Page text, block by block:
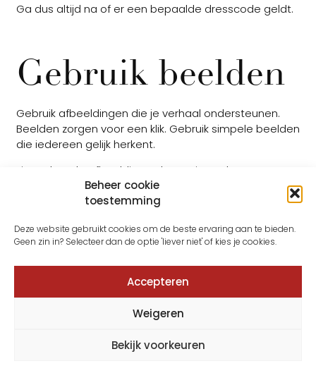
Beheer cookie
toestemming
Deze website gebruikt cookies om de beste ervaring aan te bieden.
Geen zin in? Selecteer dan de optie 'liever niet' of kies je cookies.
Accepteren
Weigeren
Bekijk voorkeuren
Ga dus altijd na of er een bepaalde dresscode geldt.
Gebruik beelden
Gebruik afbeeldingen die je verhaal ondersteunen.
Beelden zorgen voor een klik. Gebruik simpele beelden
die iedereen gelijk herkent.
Tip: Je kan de afbeeldingen laten zien m.b.v. een
PowerPoint, maar nog beter is om ze tijdens je
presentatie te tekenen.(dit hoeft echt geen
Opdracht
verbeelding spreken van je publiek en die je
presentatie ondersteunen.